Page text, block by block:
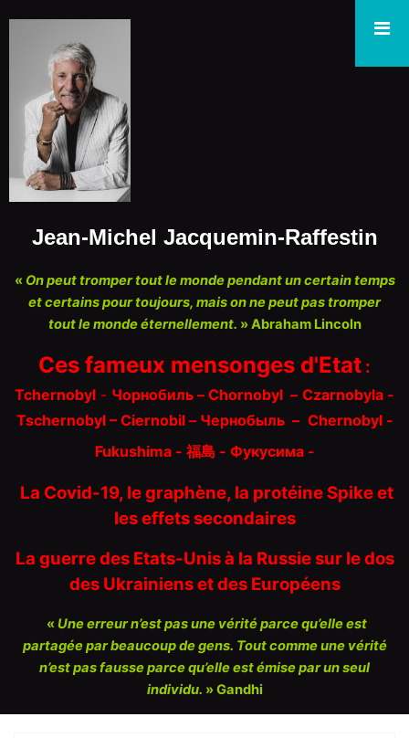
Jean-Michel Jacquemin-Raffestin
« On peut tromper tout le monde pendant un certain temps
et certains pour toujours, mais on ne peut pas tromper
tout le monde éternellement. » Abraham Lincoln
Ces fameux mensonges d'Etat :
Tchernobyl - Чорнобиль – Chornobyl – Czarnobyla -
Tschernobyl – Ciernobil – Чернобыль – Chernobyl -
Fukushima - 福島 - Фукусима -
La Covid-19, le graphène, la protéine Spike et
les effets secondaires
La guerre des Etats-Unis à la Russie sur le dos
des Ukrainiens et des Européens
« Une erreur n’est pas une vérité parce qu’elle est
partagée par beaucoup de gens. Tout comme une vérité
n’est pas fausse parce qu’elle est émise par un seul
individu. » Gandhi